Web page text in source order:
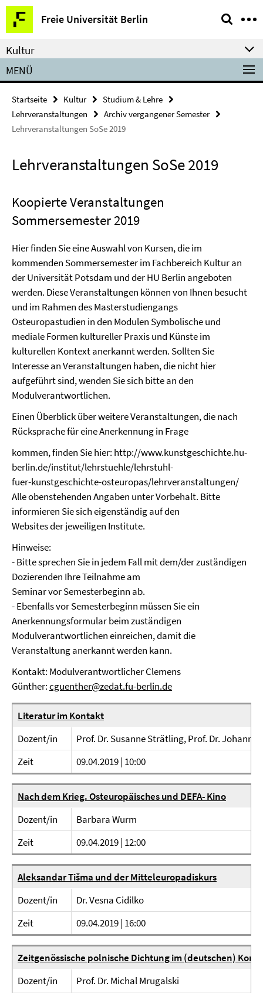
Springe
direkt
zu
Inhalt
Freie Universität Berlin
Service-
Navigation
Kultur
MENÜ
Startseite Kultur
Studium & Lehre
Lehrveranstaltungen
Archiv vergangener Semester
Lehrveranstaltungen SoSe 2019
Lehrveranstaltungen SoSe 2019
Koopierte Veranstaltungen
Sommersemester 2019
Hier finden Sie eine Auswahl von Kursen, die im
kommenden Sommersemester im Fachbereich Kultur an
der Universität Potsdam und der HU Berlin angeboten
werden. Diese Veranstaltungen können von Ihnen besucht
und im Rahmen des Masterstudiengangs
Osteuropastudien in den Modulen Symbolische und
mediale Formen kultureller Praxis und Künste im
kulturellen Kontext anerkannt werden. Sollten Sie
Interesse an Veranstaltungen haben, die nicht hier
aufgeführt sind, wenden Sie sich bitte an den
Modulverantwortlichen.
Einen Überblick über weitere Veranstaltungen, die nach
Rücksprache für eine Anerkennung in Frage
kommen, finden Sie hier: http://www.kunstgeschichte.hu-
berlin.de/institut/lehrstuehle/lehrstuhl-
fuer-kunstgeschichte-osteuropas/lehrveranstaltungen/
Alle obenstehenden Angaben unter Vorbehalt. Bitte
informieren Sie sich eigenständig auf den
Websites der jeweiligen Institute.
Hinweise:
- Bitte sprechen Sie in jedem Fall mit dem/der zuständigen
Dozierenden Ihre Teilnahme am
Seminar vor Semesterbeginn ab.
- Ebenfalls vor Semesterbeginn müssen Sie ein
Anerkennungsformular beim zuständigen
Modulverantwortlichen einreichen, damit die
Veranstaltung anerkannt werden kann.
Kontakt: Modulverantwortlicher Clemens
Günther:cguenther@zedat.fu-berlin.de
Literatur im Kontakt
Dozent/in
Prof. Dr. Susanne Strätling, Prof. Dr.
Zeit
09.04.2019 | 10:00
Nach dem Krieg. Osteuropäisches und DEFA- Kino
Dozent/in
Barbara Wurm
Zeit
09.04.2019 | 12:00
Aleksandar Tišma und der Mitteleuropadiskurs
Dozent/in
Dr. Vesna Cidilko
Zeit
09.04.2019 | 16:00
Zeitgenössische polnische Dichtung im (deutschen)
Dozent/in
Prof. Dr. Michal Mrugalski